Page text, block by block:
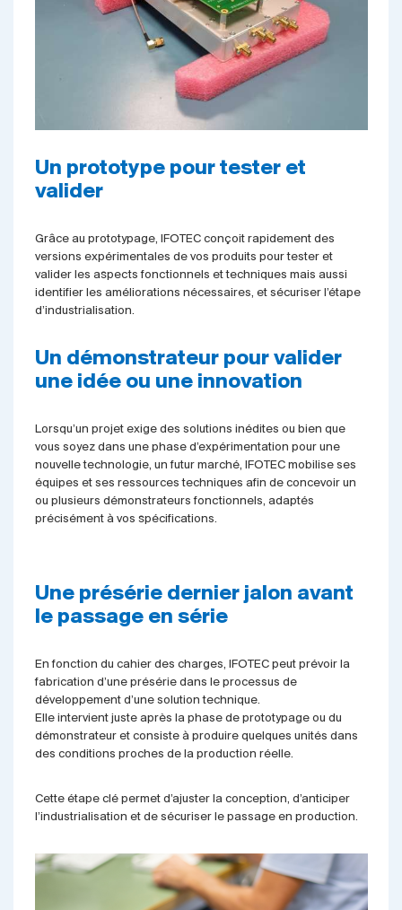
Un prototype pour tester et
valider
Grâce au prototypage, IFOTEC conçoit rapidement des
versions expérimentales de vos produits pour tester et
valider les aspects fonctionnels et techniques mais aussi
identifier les améliorations nécessaires, et sécuriser l’étape
d’industrialisation.
Un démonstrateur pour valider
une idée ou une innovation
Lorsqu’un projet exige des solutions inédites ou bien que
vous soyez dans une phase d’expérimentation pour une
nouvelle technologie, un futur marché, IFOTEC mobilise ses
équipes et ses ressources techniques afin de concevoir un
ou plusieurs démonstrateurs fonctionnels, adaptés
précisément à vos spécifications.
Une présérie dernier jalon avant
le passage en série
En fonction du cahier des charges, IFOTEC peut prévoir la
fabrication d’une présérie dans le processus de
développement d’une solution technique.
Elle intervient juste après la phase de prototypage ou du
démonstrateur et consiste à produire quelques unités dans
des conditions proches de la production réelle.
Cette étape clé permet d’ajuster la conception, d’anticiper
l’industrialisation et de sécuriser le passage en production.